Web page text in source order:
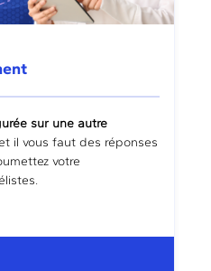
sur une autre
il vous faut des réponses
votre